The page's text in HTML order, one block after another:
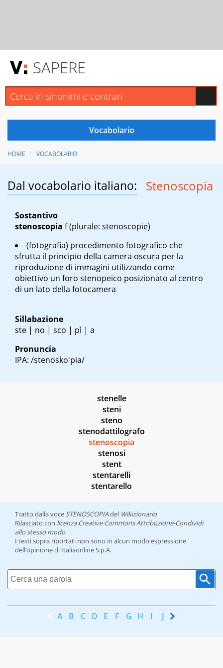
SAPERE
HOME VOCABOLARIO
Dal vocabolario italiano: Stenoscopia
Sostantivo
stenoscopia f(plurale: stenoscopie)
(fotografia) procedimento fotografico che
sfrutta il principio della camera oscura per la
riproduzione di immagini utilizzando come
obiettivo un foro stenopeico posizionato al centro
di un lato della fotocamera
Sillabazione
ste | no | sco | pì | a
Pronuncia
IPA: /stenosko'pia/
stenelle
steni
steno
stenodattilografo
stenoscopia
stenosi
stent
stentarelli
stentarello
Tratto dalla voce STENOSCOPIAdel Wikizionario
Rilasciato con licenza Creative Commons Attribuzione-Condividi
allo stesso modo
I testi sopra riportati non sono in alcun modo espressione
dell’opinione di Italiaonline S.p.A.
A B C D E F G H I J K